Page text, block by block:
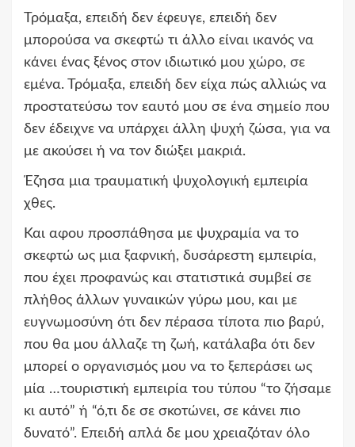
Τρόμαξα, επειδή δεν έφευγε, επειδή δεν
μπορούσα να σκεφτώ τι άλλο είναι ικανός να
κάνει ένας ξένος στον ιδιωτικό μου χώρο, σε
εμένα. Τρόμαξα, επειδή δεν είχα πώς αλλιώς να
προστατεύσω τον εαυτό μου σε ένα σημείο που
δεν έδειχνε να υπάρχει άλλη ψυχή ζώσα, για να
με ακούσει ή να τον διώξει μακριά.
Έζησα μια τραυματική ψυχολογική εμπειρία
χθες.
Και αφου προσπάθησα με ψυχραμία να το
σκεφτώ ως μια ξαφνική, δυσάρεστη εμπειρία,
που έχει προφανώς και στατιστικά συμβεί σε
πλήθος άλλων γυναικών γύρω μου, και με
ευγνωμοσύνη ότι δεν πέρασα τίποτα πιο βαρύ,
που θα μου άλλαζε τη ζωή, κατάλαβα ότι δεν
μπορεί ο οργανισμός μου να το ξεπεράσει ως
μία …τουριστική εμπειρία του τύπου “το ζήσαμε
κι αυτό” ή “ό,τι δε σε σκοτώνει, σε κάνει πιο
δυνατό”. Επειδή απλά δε μου χρειαζόταν όλο